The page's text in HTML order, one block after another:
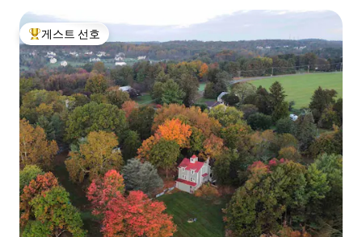
상위 게스트 선호
게스트 선호